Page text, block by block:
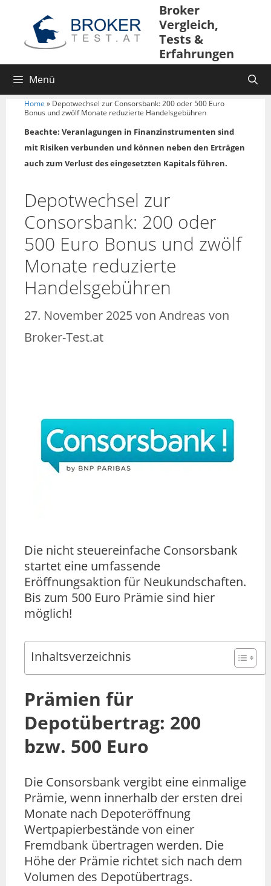
Broker
Vergleich,
Tests &
Erfahrungen
Menü
Home » Depotwechsel zur Consorsbank: 200 oder 500 Euro
Bonus und zwölf Monate reduzierte Handelsgebühren
Beachte: Veranlagungen in Finanzinstrumenten sind
mit Risiken verbunden und können neben den Erträgen
auch zum Verlust des eingesetzten Kapitals führen.
Depotwechsel zur
Consorsbank: 200 oder
500 Euro Bonus und zwölf
Monate reduzierte
Handelsgebühren
27. November 2025von Andreas von
Broker-Test.at
Die nicht steuereinfache Consorsbank
startet eine umfassende
Eröffnungsaktion für Neukundschaften.
Bis zum 500 Euro Prämie sind hier
möglich!
Inhaltsverzeichnis
Prämien für
Depotübertrag: 200
bzw. 500 Euro
Die Consorsbank vergibt eine einmalige
Prämie, wenn innerhalb der ersten drei
Monate nach Depoteröffnung
Wertpapierbestände von einer
Fremdbank übertragen werden. Die
Höhe der Prämie richtet sich nach dem
Volumen des Depotübertrags.